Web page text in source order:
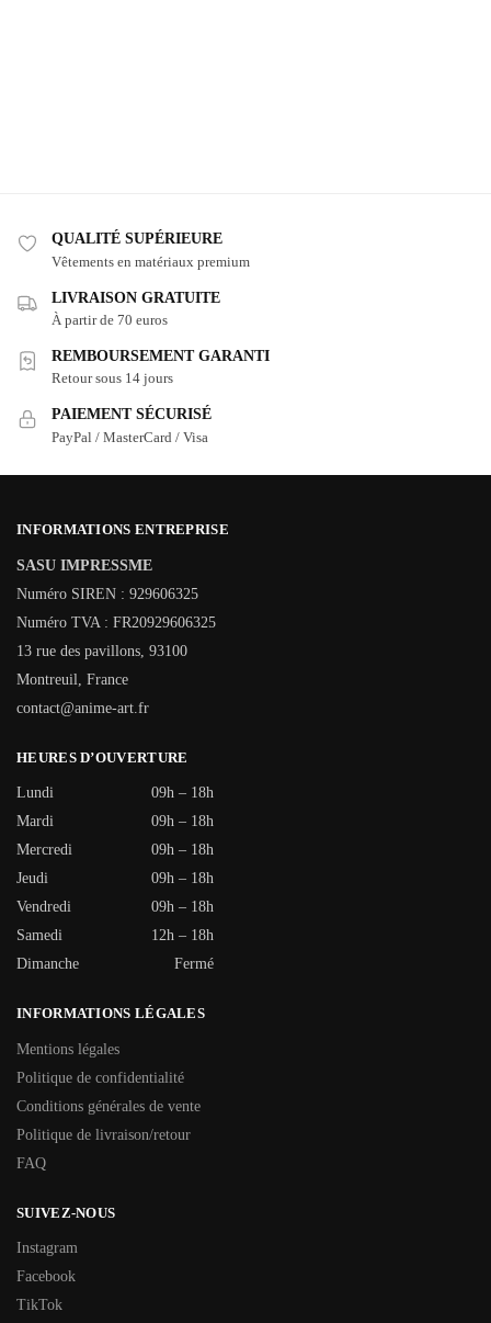
QUALITÉ SUPÉRIEURE
Vêtements en matériaux premium
LIVRAISON GRATUITE
À partir de 70 euros
REMBOURSEMENT GARANTI
Retour sous 14 jours
PAIEMENT SÉCURISÉ
PayPal / MasterCard / Visa
INFORMATIONS ENTREPRISE
SASU IMPRESSME
Numéro SIREN : 929606325
Numéro TVA : FR20929606325
13 rue des pavillons, 93100
Montreuil, France
contact@anime-art.fr
HEURES D’OUVERTURE
Lundi
09h – 18h
Mardi
09h – 18h
Mercredi
09h – 18h
Jeudi
09h – 18h
Vendredi
09h – 18h
Samedi
12h – 18h
Dimanche
Fermé
INFORMATIONS LÉGALES
Mentions légales
Politique de confidentialité
Conditions générales de vente
Politique de livraison/retour
FAQ
SUIVEZ-NOUS
Instagram
Facebook
TikTok